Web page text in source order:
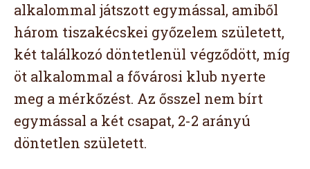
alkalommal játszott egymással, amiből
három tiszakécskei győzelem született,
két találkozó döntetlenül végződött, míg
öt alkalommal a fővárosi klub nyerte
meg a mérkőzést. Az ősszel nem bírt
egymással a két csapat, 2-2 arányú
döntetlen született.